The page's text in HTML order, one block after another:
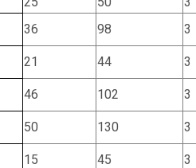
36 98
3
21 44
3
46 102
3
50 130
3
15 45
3